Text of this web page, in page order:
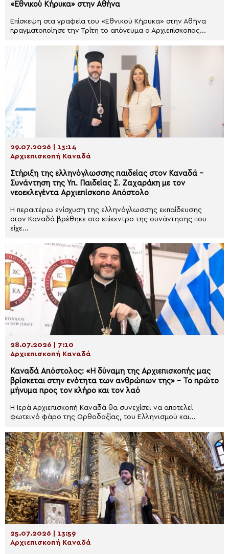
«Εθνικού Κήρυκα» στην Αθήνα
Επίσκεψη στα γραφεία του «Εθνικού Κήρυκα» στην Αθήνα
πραγματοποίησε την Τρίτη το απόγευμα ο Αρχιεπίσκοπος...
29.07.2026 | 13:14
Αρχιεπισκοπή Καναδά
Στήριξη της ελληνόγλωσσης παιδείας στον Καναδά –
Συνάντηση της Υπ. Παιδείας Σ. Ζαχαράκη με τον
νεοεκλεγέντα Αρχιεπίσκοπο Απόστολο
Η περαιτέρω ενίσχυση της ελληνόγλωσσης εκπαίδευσης
στον Καναδά βρέθηκε στο επίκεντρο της συνάντησης που
είχε...
28.07.2026 | 7:10
Αρχιεπισκοπή Καναδά
Καναδά Απόστολος: «Η δύναμη της Αρχιεπισκοπής μας
βρίσκεται στην ενότητα των ανθρώπων της» – Το πρώτο
μήνυμα προς τον κλήρο και τον λαό
H Ιερά Αρχιεπισκοπή Καναδά θα συνεχίσει να αποτελεί
φωτεινό φάρο της Ορθοδοξίας, του Ελληνισμού και...
25.07.2026 | 13:59
Αρχιεπισκοπή Καναδά